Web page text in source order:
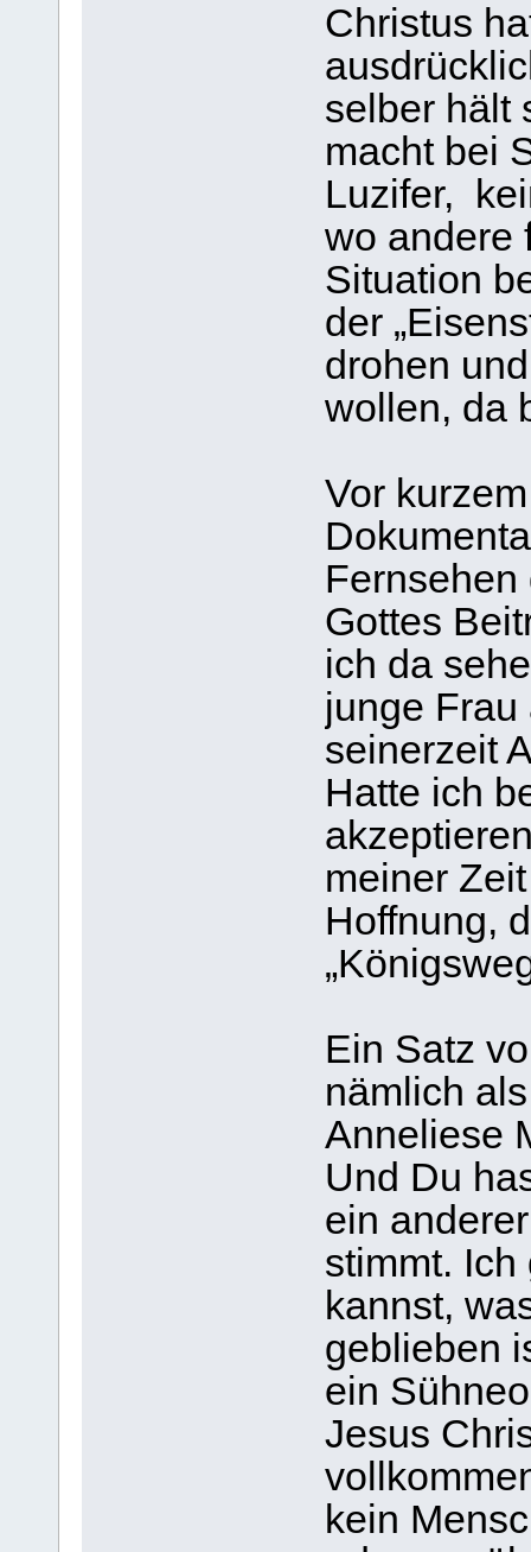
Christus
selber hält
macht bei
Luzifer,
wo andere
Situation
der
drohen
wollen, da
Vor
Fernsehen
Gottes
ich da
junge
seinerzeit
Hatte ich
meiner
Hoffnung,
Ein Satz
nämlich
Anneliese
Und Du
ein
stimmt.
kannst,
geblieben
ein
Jesus
kein